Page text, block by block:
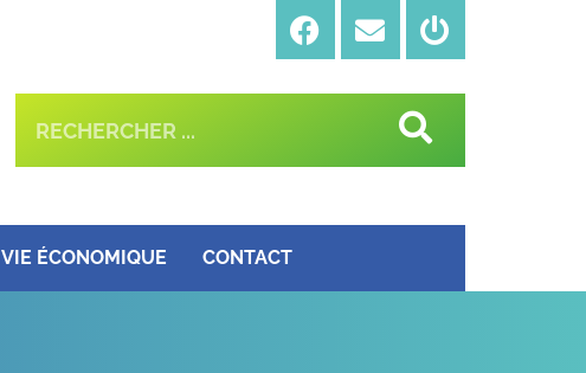
VIE ÉCONOMIQUE CONTACT